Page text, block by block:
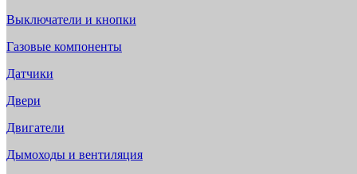
Выключатели и кнопки
Газовые компоненты
Датчики
Двери
Двигатели
Дымоходы и вентиляция